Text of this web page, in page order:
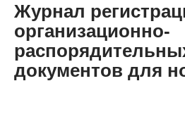
Журнал
организационно-
документов для